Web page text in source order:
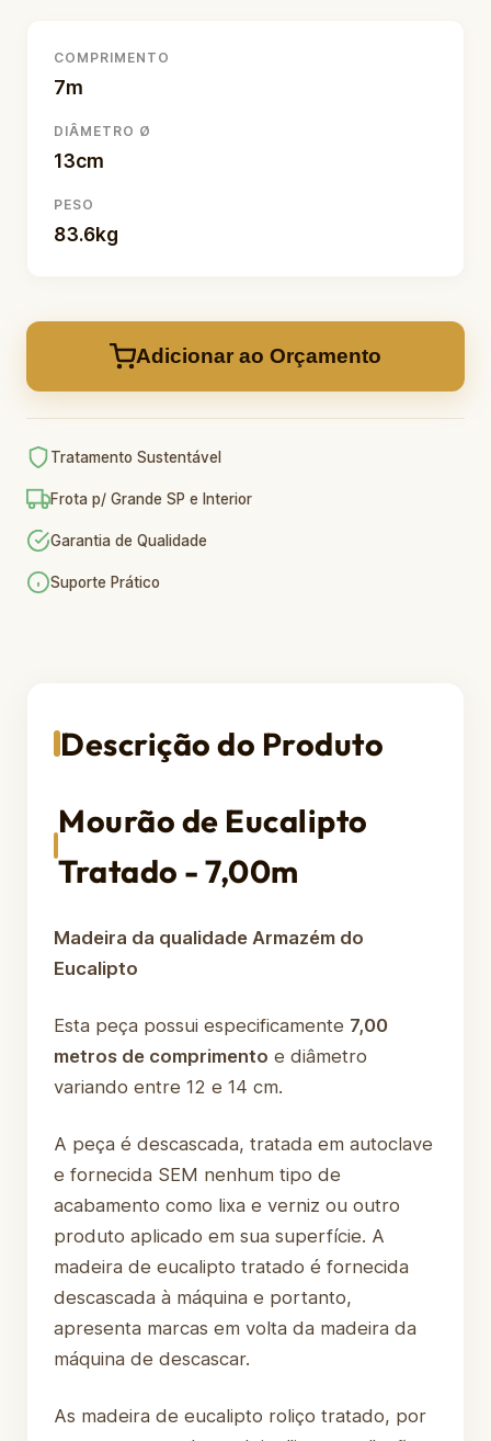
COMPRIMENTO
7m
DIÂMETRO Ø
13cm
PESO
83.6kg
Adicionar ao Orçamento
Tratamento Sustentável
Frota p/ Grande SP e Interior
Garantia de Qualidade
Suporte Prático
Descrição do Produto
Mourão de Eucalipto
Tratado - 7,00m
Madeira da qualidade Armazém do
Eucalipto
Esta peça possui especificamente 7,00
metros de comprimento e diâmetro
variando entre 12 e 14 cm.
A peça é descascada, tratada em autoclave
e fornecida SEM nenhum tipo de
acabamento como lixa e verniz ou outro
produto aplicado em sua superfície. A
madeira de eucalipto tratado é fornecida
descascada à máquina e portanto,
apresenta marcas em volta da madeira da
máquina de descascar.
As madeira de eucalipto roliço tratado, por